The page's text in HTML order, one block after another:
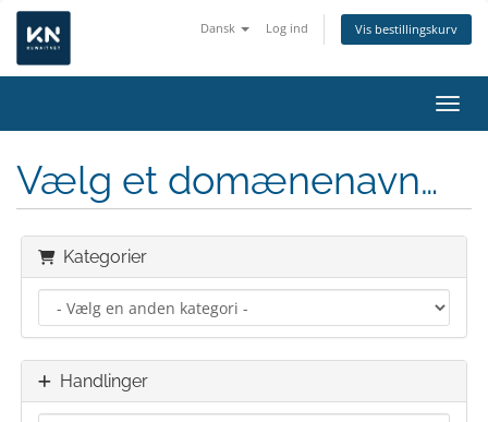
Dansk Log ind Vis bestillingskurv
Skift
Vælg et domænenavn…
Kategorier
Handlinger